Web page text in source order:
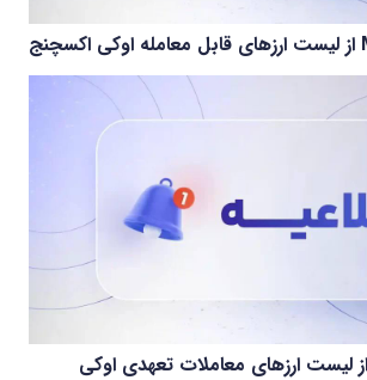
حذف ارز AERGO از لیست ارزهای معاملات تعهدی اوکی